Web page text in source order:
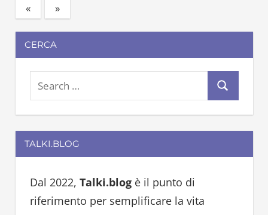
Paginazione
degli
articoli
«PreviousNext
»
CERCA
e
a
r
c
f
o
e
a
TALKI.BLOG
Dal 2022, Talki.blogè il punto di
riferimento per semplificare la vita